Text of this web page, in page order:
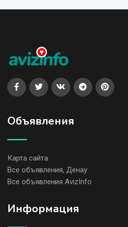
Объявления
Карта сайта
Все объявления, Денау
Все объявления AvizInfo
Информация